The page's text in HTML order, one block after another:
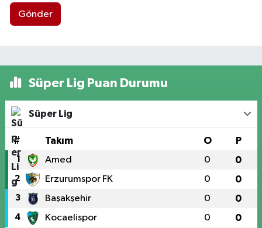
Gönder
Süper Lig Puan Durumu
Süper Lig
# Takım O P
1 Amed 0 0
2 Erzurumspor FK 0 0
3 Başakşehir 0 0
4 Kocaelispor 0 0